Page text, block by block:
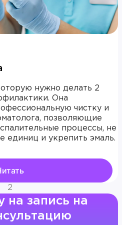
нужно делать 2
Она
чистку и
позволяющие
процессы, не
единиц и укрепить эмаль.
2
на запись на